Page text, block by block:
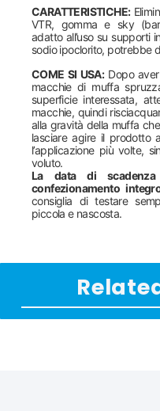
CARATTERISTICHE:
VTR, gomma e sky
adatto all’uso su supporti
sodio ipoclorito, potrebbe
COME SI USA:Dopo aver
macchie di muffa
superficie interessata,
macchie, quindi
alla gravità della muffa
lasciare agire il prodotto
l’applicazione più volte,
voluto.
La data di
confezionamento
consiglia di testare
piccola e nascosta.